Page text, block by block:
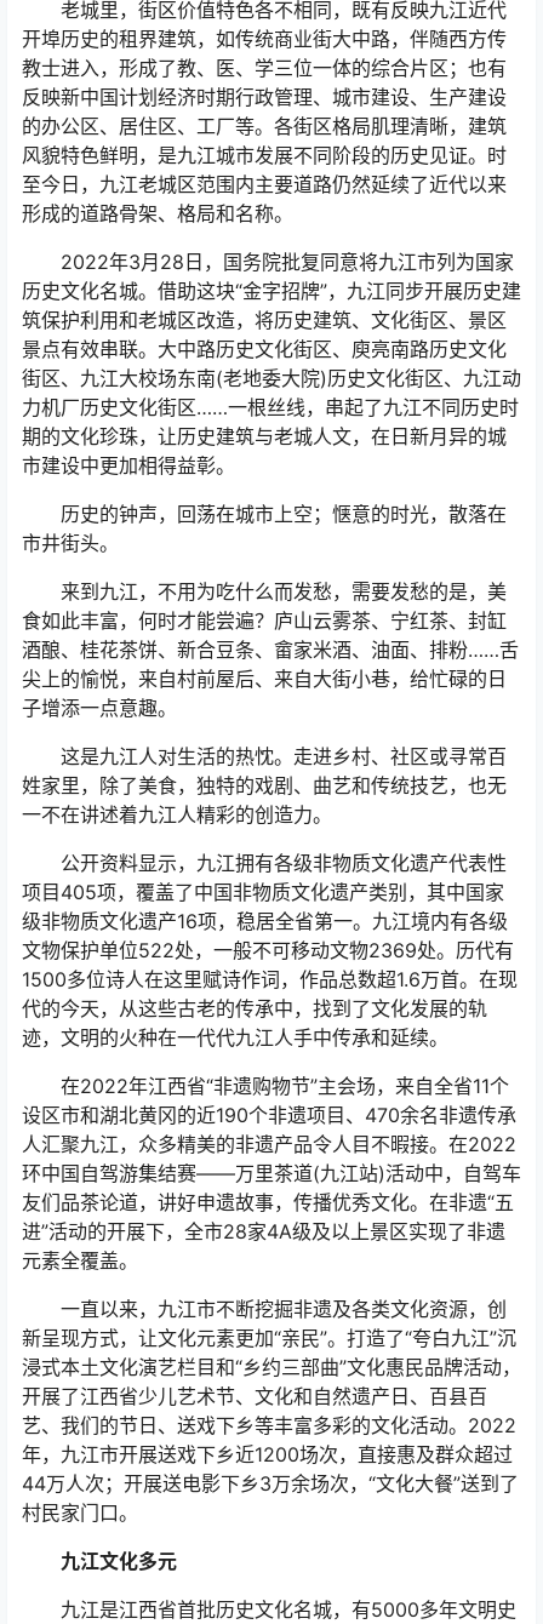
老城里，街区价值特色各不相同，既有反映九江近代
开埠历史的租界建筑，如传统商业街大中路，伴随西方传
教士进入，形成了教、医、学三位一体的综合片区；也有
反映新中国计划经济时期行政管理、城市建设、生产建设
的办公区、居住区、工厂等。各街区格局肌理清晰，建筑
风貌特色鲜明，是九江城市发展不同阶段的历史见证。时
至今日，九江老城区范围内主要道路仍然延续了近代以来
形成的道路骨架、格局和名称。
2022年3月28日，国务院批复同意将九江市列为国家
历史文化名城。借助这块“金字招牌”，九江同步开展历史建
筑保护利用和老城区改造，将历史建筑、文化街区、景区
景点有效串联。大中路历史文化街区、庾亮南路历史文化
街区、九江大校场东南(老地委大院)历史文化街区、九江动
力机厂历史文化街区……一根丝线，串起了九江不同历史时
期的文化珍珠，让历史建筑与老城人文，在日新月异的城
市建设中更加相得益彰。
历史的钟声，回荡在城市上空；惬意的时光，散落在
市井街头。
来到九江，不用为吃什么而发愁，需要发愁的是，美
食如此丰富，何时才能尝遍？庐山云雾茶、宁红茶、封缸
酒酿、桂花茶饼、新合豆条、畲家米酒、油面、排粉……舌
尖上的愉悦，来自村前屋后、来自大街小巷，给忙碌的日
子增添一点意趣。
这是九江人对生活的热忱。走进乡村、社区或寻常百
姓家里，除了美食，独特的戏剧、曲艺和传统技艺，也无
一不在讲述着九江人精彩的创造力。
公开资料显示，九江拥有各级非物质文化遗产代表性
项目405项，覆盖了中国非物质文化遗产类别，其中国家
级非物质文化遗产16项，稳居全省第一。九江境内有各级
文物保护单位522处，一般不可移动文物2369处。历代有
1500多位诗人在这里赋诗作词，作品总数超1.6万首。在现
代的今天，从这些古老的传承中，找到了文化发展的轨
迹，文明的火种在一代代九江人手中传承和延续。
在2022年江西省“非遗购物节”主会场，来自全省11个
设区市和湖北黄冈的近190个非遗项目、470余名非遗传承
人汇聚九江，众多精美的非遗产品令人目不暇接。在2022
环中国自驾游集结赛——万里茶道(九江站)活动中，自驾车
友们品茶论道，讲好申遗故事，传播优秀文化。在非遗“五
进”活动的开展下，全市28家4A级及以上景区实现了非遗
元素全覆盖。
一直以来，九江市不断挖掘非遗及各类文化资源，创
新呈现方式，让文化元素更加“亲民”。打造了“夸白九江”沉
浸式本土文化演艺栏目和“乡约三部曲”文化惠民品牌活动，
开展了江西省少儿艺术节、文化和自然遗产日、百县百
艺、我们的节日、送戏下乡等丰富多彩的文化活动。2022
年，九江市开展送戏下乡近1200场次，直接惠及群众超过
44万人次；开展送电影下乡3万余场次，“文化大餐”送到了
村民家门口。
九江文化多元
九江是江西省首批历史文化名城，有5000多年文明史